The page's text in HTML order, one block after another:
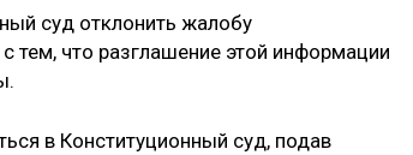
суд отклонить жалобу
тем, что разглашение этой информации
в Конституционный суд, подав